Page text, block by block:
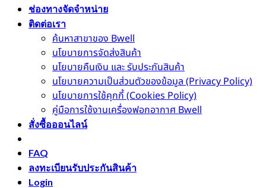
ช่องทางจัดจำหน่าย
ติดต่อเรา
ค้นหาสาขาของ Bwell
นโยบายการจัดส่งสินค้า
นโยบายคืนเงิน และ รับประกันสินค้า
นโยบายความเป็นส่วนตัวของข้อมูล (Privacy Policy)
นโยบายการใช้คุกกี้ (Cookies Policy)
คู่มือการใช้งานเครื่องฟอกอากาศ Bwell
สั่งซื้อออนไลน์
FAQ
ลงทะเบียนรับประกันสินค้า
Login